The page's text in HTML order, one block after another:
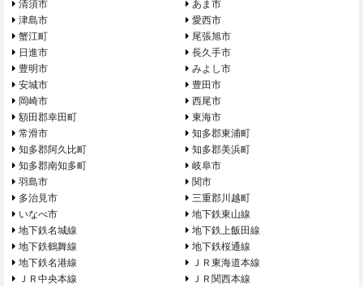
清須市
あま市
津島市
愛西市
蟹江町
尾張旭市
日進市
長久手市
豊明市
みよし市
安城市
豊田市
岡崎市
西尾市
額田郡幸田町
東海市
常滑市
知多郡東浦町
知多郡阿久比町
知多郡美浜町
知多郡南知多町
岐阜市
羽島市
関市
多治見市
三重郡川越町
いなべ市
地下鉄東山線
地下鉄名城線
地下鉄上飯田線
地下鉄鶴舞線
地下鉄桜通線
地下鉄名港線
ＪＲ東海道本線
ＪＲ中央本線
ＪＲ関西本線